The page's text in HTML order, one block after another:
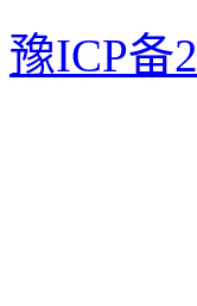
豫ICP备